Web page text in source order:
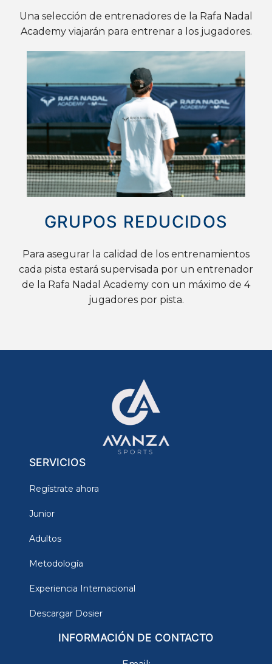
Una selección de entrenadores de la Rafa Nadal
Academy viajarán para entrenar a los jugadores.
GRUPOS REDUCIDOS
Para asegurar la calidad de los entrenamientos
cada pista estará supervisada por un entrenador
de la Rafa Nadal Academy con un máximo de 4
jugadores por pista.
SERVICIOS
Regístrate ahora
Junior
Adultos
Metodología
Experiencia Internacional
Descargar Dosier
INFORMACIÓN DE CONTACTO